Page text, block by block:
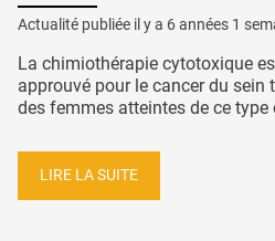
Actualité publiée il y a 6 années 1
La chimiothérapie cytotoxique
approuvé pour le cancer du sein
des femmes atteintes de ce type
LIRE LA SUITE